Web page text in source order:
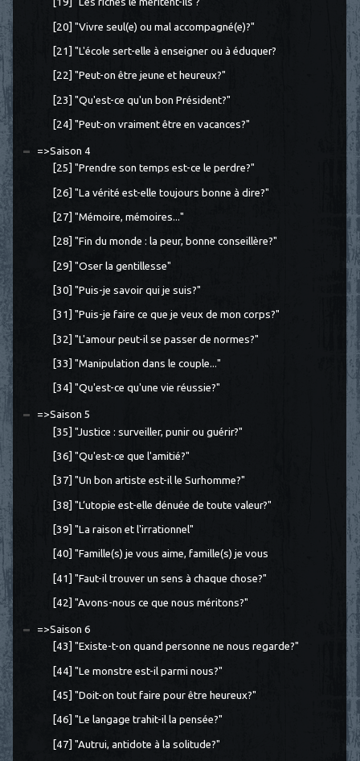
[20] "Vivre seul(e) ou mal accompagné(e)?"
[21] "L'école sert-elle à enseigner ou à éduquer?
[22] "Peut-on être jeune et heureux?"
[23] "Qu'est-ce qu'un bon Président?"
[24] "Peut-on vraiment être en vacances?"
=>Saison 4
[25] "Prendre son temps est-ce le perdre?"
[26] "La vérité est-elle toujours bonne à dire?"
[27] "Mémoire, mémoires..."
[28] "Fin du monde : la peur, bonne conseillère?"
[29] "Oser la gentillesse"
[30] "Puis-je savoir qui je suis?"
[31] "Puis-je faire ce que je veux de mon corps?"
[32] "L'amour peut-il se passer de normes?"
[33] "Manipulation dans le couple..."
[34] "Qu'est-ce qu'une vie réussie?"
=>Saison 5
[35] "Justice : surveiller, punir ou guérir?"
[36] "Qu'est-ce que l'amitié?"
[37] "Un bon artiste est-il le Surhomme?"
[38] "L’utopie est-elle dénuée de toute valeur?"
[39] "La raison et l'irrationnel"
[40] "Famille(s) je vous aime, famille(s) je vous
[41] "Faut-il trouver un sens à chaque chose?"
[42] "Avons-nous ce que nous méritons?"
=>Saison 6
[43] "Existe-t-on quand personne ne nous regarde?"
[44] "Le monstre est-il parmi nous?"
[45] "Doit-on tout faire pour être heureux?"
[46] "Le langage trahit-il la pensée?"
[47] "Autrui, antidote à la solitude?"